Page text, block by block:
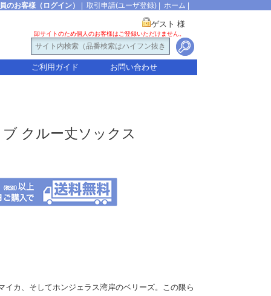
のお客様（ログイン） 取引申請(ユーザ登録) ホーム
ゲスト 様
卸サイトのため個人のお客様はご登録いただけません。
ご利用ガイド お問い合わせ
クルー丈ソックス
カ、そしてホンジェラス湾岸のベリーズ。この限ら